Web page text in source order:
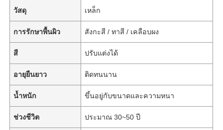
วัสดุ เหล็ก
การรักษาพื้นผิว สังกะสี / ทาสี / เคลือบผง
สี ปรับแต่งได้
อายุยืนยาว ติดทนนาน
น้ำหนัก ขึ้นอยู่กับขนาดและความหนา
ช่วงชีวิต ประมาณ 30~50 ปี